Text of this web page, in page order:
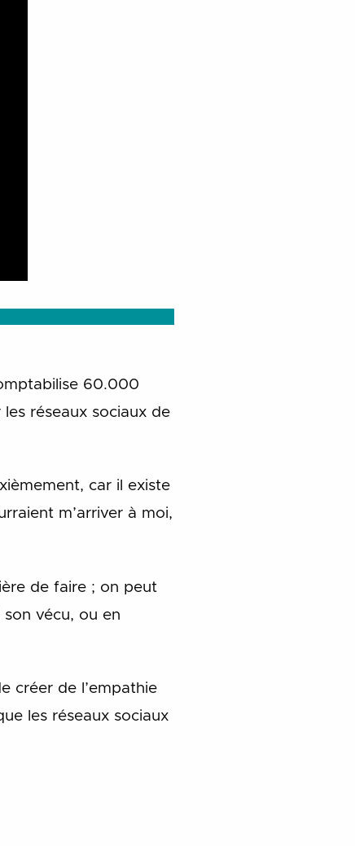
60.000
réseaux sociaux de
car il existe
m’arriver à moi,
de faire ; on peut
vécu, ou en
créer de l’empathie
les réseaux sociaux